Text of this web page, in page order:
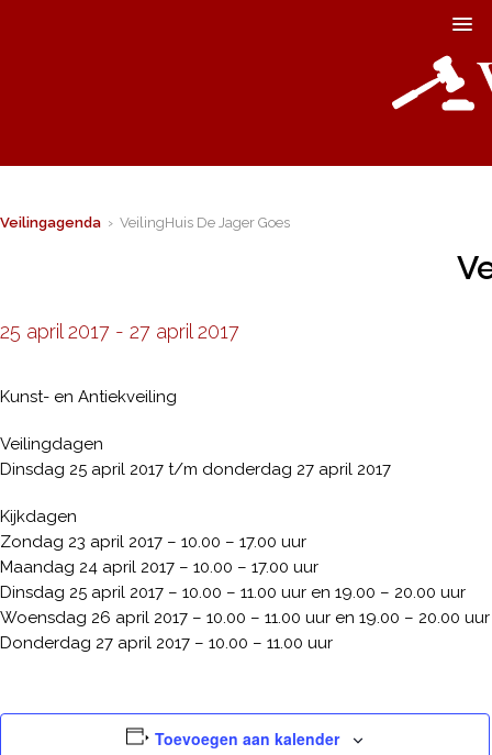
Veilingagenda › VeilingHuis De Jager Goes
25 april 2017 - 27 april 2017
Kunst- en Antiekveiling
Veilingdagen
Dinsdag 25 april 2017 t/m donderdag 27 april 2017
Kijkdagen
Zondag 23 april 2017 – 10.00 – 17.00 uur
Maandag 24 april 2017 – 10.00 – 17.00 uur
Dinsdag 25 april 2017 – 10.00 – 11.00 uur en 19.00 – 20.00 uur
Woensdag 26 april 2017 – 10.00 – 11.00 uur en 19.00 – 20.00 uur
Donderdag 27 april 2017 – 10.00 – 11.00 uur
Toevoegen aan kalender